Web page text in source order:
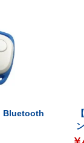
Bluetooth